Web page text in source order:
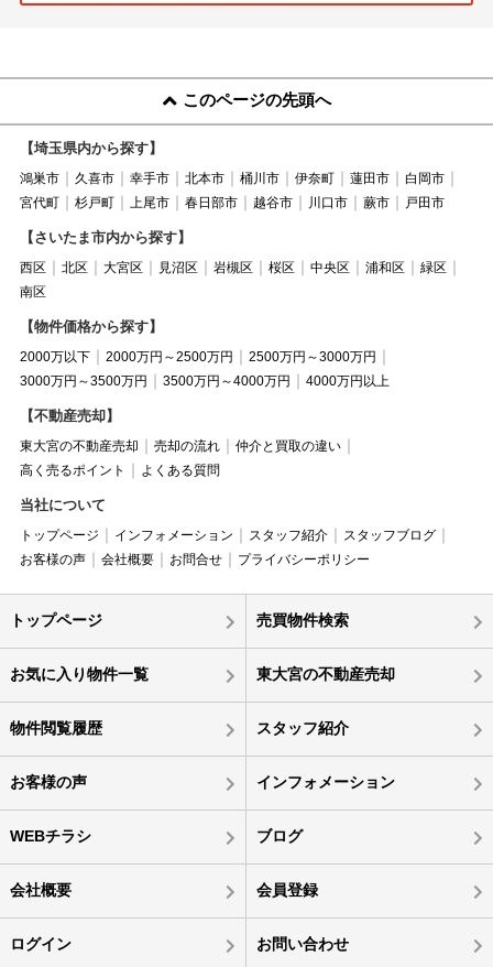
このページの先頭へ
【埼玉県内から探す】
鴻巣市 久喜市 幸手市 北本市 桶川市 伊奈町 蓮田市
白岡市
宮代町
杉戸町 上尾市 春日部市 越谷市 川口市 蕨市 戸田市
【さいたま市内から探す】
西区 北区 大宮区 見沼区 岩槻区 桜区 中央区 浦和区
緑区
南区
【物件価格から探す】
2000万以下 2000万円～2500万円
2500万円～3000万円
3000万円～3500万円
3500万円～4000万円 4000万円以上
【不動産売却】
東大宮の不動産売却 売却の流れ
仲介と買取の違い
高く売るポイント
よくある質問
当社について
トップページ インフォメーション スタッフ紹介
スタッフブログ
お客様の声
会社概要 お問合せ プライバシーポリシー
トップページ 売買物件検索
お気に入り物件一覧 東大宮の不動産売却
物件閲覧履歴 スタッフ紹介
お客様の声 インフォメーション
WEBチラシ ブログ
会社概要 会員登録
ログイン お問い合わせ